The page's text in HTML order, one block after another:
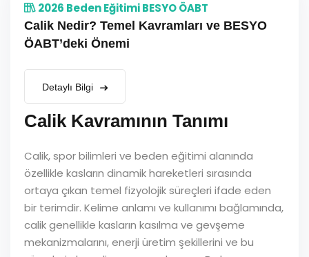
2026 Beden Eğitimi BESYO ÖABT
Calik Nedir? Temel Kavramları ve BESYO
ÖABT’deki Önemi
Detaylı Bilgi
Calik Kavramının Tanımı
Calik, spor bilimleri ve beden eğitimi alanında
özellikle kasların dinamik hareketleri sırasında
ortaya çıkan temel fizyolojik süreçleri ifade eden
bir terimdir. Kelime anlamı ve kullanımı bağlamında,
calik genellikle kasların kasılma ve gevşeme
mekanizmalarını, enerji üretim şekillerini ve bu